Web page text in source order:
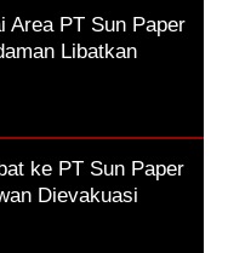
Area PT Sun Paper
Libatkan
ke PT Sun Paper
Dievakuasi